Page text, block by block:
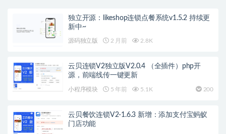
独立开源：likeshop连锁点餐系统v1.5.2 持续更
新中~
源码独立版 2 月前 2.8K
云贝连锁V2独立版V2.0.4 （全插件）php开
源，前端线传一键更新
小程序模块 5 年前 5.1K 200
云贝餐饮连锁V2-1.6.3 新增：添加支付宝蚂蚁
门店功能